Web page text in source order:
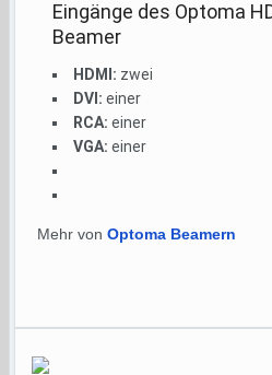
Eingänge des Optoma
Beamer
HDMI: zwei
DVI: einer
RCA: einer
VGA: einer
Mehr vonOptoma Beamern